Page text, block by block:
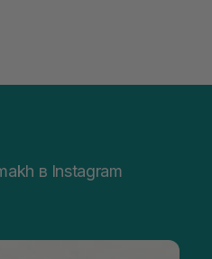
в Instagram